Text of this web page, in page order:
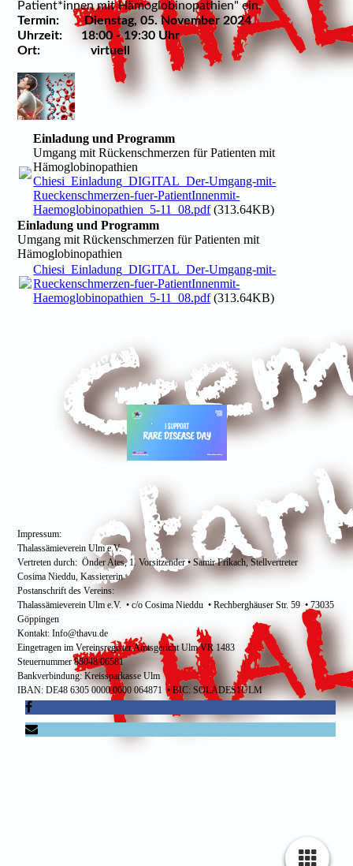
Patient*innen mit Hämoglobinopathien" ein.
Termin: Dienstag, 05. November 2024
Uhrzeit: 18:00 - 19:30 Uhr
Ort: virtuell
Einladung und Programm
Umgang mit Rückenschmerzen für Patienten mit
Hämoglobinopathien
Chiesi_Einladung_DIGITAL_Der-Umgang-mit-
Rueckenschmerzen-fuer-PatientInnenmit-
Haemoglobinopathien_5-11_08.pdf(313.64KB)
Einladung und Programm
Umgang mit Rückenschmerzen für Patienten mit
Hämoglobinopathien
Chiesi_Einladung_DIGITAL_Der-Umgang-mit-
Rueckenschmerzen-fuer-PatientInnenmit-
Haemoglobinopathien_5-11_08.pdf(313.64KB)
Impressum:
Thalassämieverein Ulm e.V.
Vertreten durch: Önder Ates, 1. Vorsitzender • Samir Frikach, Stellvertreter
Cosima Nieddu, Kassiererin
Postanschrift des Vereins:
Thalassämieverein Ulm e.V. • c/o Cosima Nieddu • Rechberghäuser Str. 59 • 73035
Göppingen
Kontakt: Info@thavu.de
Eingetragen im Vereinsregister Amtsgericht Ulm VR 1483
Steuernummer 88048/06581
Bankverbindung: Kreissparkasse Ulm
IBAN: DE48 6305 0000 0000 064871 • BIC: SOLADES1ULM